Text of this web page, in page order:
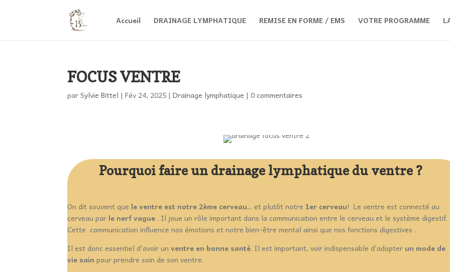
Accueil DRAINAGE LYMPHATIQUE REMISE EN FORME / EMS VOTRE PROGRAMME
FOCUS VENTRE
parSylvie Bittel |Fév 24, 2025 |Drainage lymphatique |0 commentaires
Pourquoi faire un drainage lymphatique du ventre ?
On dit souvent que le ventre est notre 2ème cerveau... et plutôt notre 1er cerveau! Le ventre est connecté au
cerveau par le nerf vague . Il joue un rôle important dans la communication entre le cerveau et le système digestif.
Cette communication influence nos émotions et notre bien-être mental ainsi que nos fonctions digestives .
Il est donc essentiel d’avoir unventre en bonne santé. Il est important, voir indispensable d’adopter un mode de
vie sain pour prendre soin de son ventre.